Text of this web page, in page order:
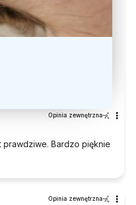
Opinia zewnętrzna
prawdziwe. Bardzo pięknie
Opinia zewnętrzna